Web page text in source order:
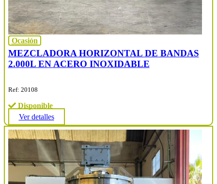
Ocasión
MEZCLADORA HORIZONTAL DE BANDAS
2.000L EN ACERO INOXIDABLE
Ref: 20108
Disponible
Ver detalles